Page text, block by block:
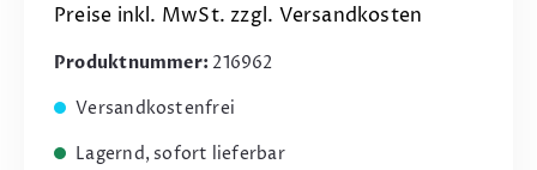
Preise inkl. MwSt. zzgl. Versandkosten
Produktnummer: 216962
Versandkostenfrei
Lagernd, sofort lieferbar